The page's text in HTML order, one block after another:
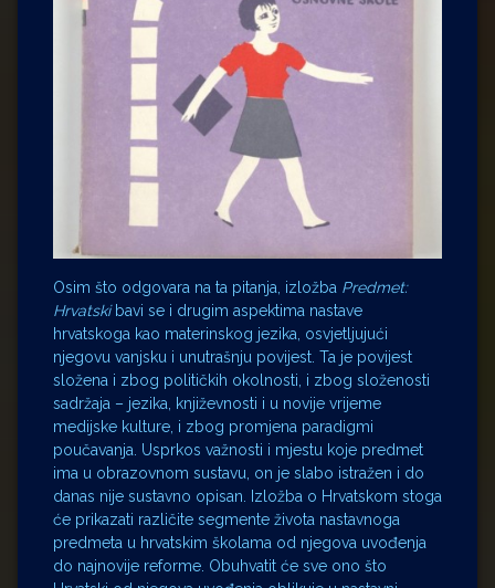
Osim što odgovara na ta pitanja, izložba Predmet:
Hrvatskibavi se i drugim aspektima nastave
hrvatskoga kao materinskog jezika, osvjetljujući
njegovu vanjsku i unutrašnju povijest. Ta je povijest
složena i zbog političkih okolnosti, i zbog složenosti
sadržaja – jezika, književnosti i u novije vrijeme
medijske kulture, i zbog promjena paradigmi
poučavanja. Usprkos važnosti i mjestu koje predmet
ima u obrazovnom sustavu, on je slabo istražen i do
danas nije sustavno opisan. Izložba o Hrvatskom stoga
će prikazati različite segmente života nastavnoga
predmeta u hrvatskim školama od njegova uvođenja
do najnovije reforme. Obuhvatit će sve ono što